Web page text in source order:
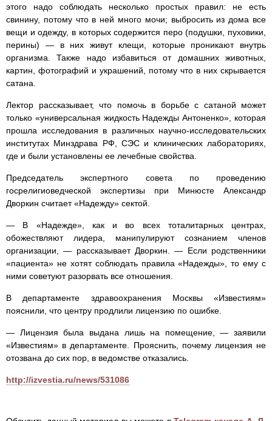
этого надо соблюдать несколько простых правил: не есть
свинину, потому что в ней много мочи; выбросить из дома все
вещи и одежду, в которых содержится перо (подушки, пуховики,
перины) — в них живут клещи, которые проникают внутрь
организма. Также надо избавиться от домашних животных,
картин, фотографий и украшений, потому что в них скрывается
сатана.
Лектор рассказывает, что помочь в борьбе с сатаной может
только «универсальная жидкость Надежды Антоненко», которая
прошла исследования в различных научно-исследовательских
институтах Минздрава РФ, СЭС и клинических лабораториях,
где и были установлены ее лечебные свойства.
Председатель экспертного совета по проведению
госрелигиоведческой экспертизы при Минюсте Александр
Дворкин считает «Надежду» сектой.
— В «Надежде», как и во всех тоталитарных центрах,
обожествляют лидера, манипулируют сознанием членов
организации, — рассказывает Дворкин. — Если родственники
«пациента» не хотят соблюдать правила «Надежды», то ему с
ними советуют разорвать все отношения.
В департаменте здравоохранения Москвы «Известиям»
пояснили, что центру продлили лицензию по ошибке.
— Лицензия была выдана лишь на помещение, — заявили
«Известиям» в департаменте. Прояснить, почему лицензия не
отозвана до сих пор, в ведомстве отказались.
http://izvestia.ru/news/531086